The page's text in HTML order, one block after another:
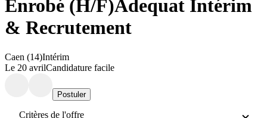
Enrobé (H/F)Adequat Intérim
& Recrutement
Caen (14)Intérim
Le 20 avrilCandidature facile
Postuler
Critères de l'offre